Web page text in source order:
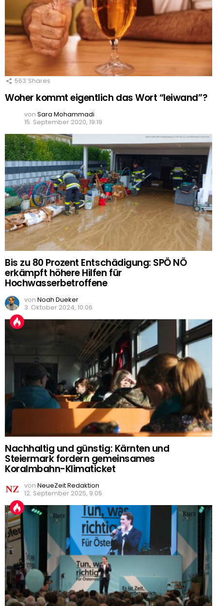
563 Shares
Woher kommt eigentlich das Wort “leiwand”?
von Sara Mohammadi
15. September 2020, 19:19
Bis zu 80 Prozent Entschädigung: SPÖ NÖ
erkämpft höhere Hilfen für
Hochwasserbetroffene
von Noah Dueker
3. Oktober 2024, 10:06
Nachhaltig und günstig: Kärnten und
Steiermark fordern gemeinsames
Koralmbahn-Klimaticket
von NeueZeit Redaktion
12. September 2025, 9:05